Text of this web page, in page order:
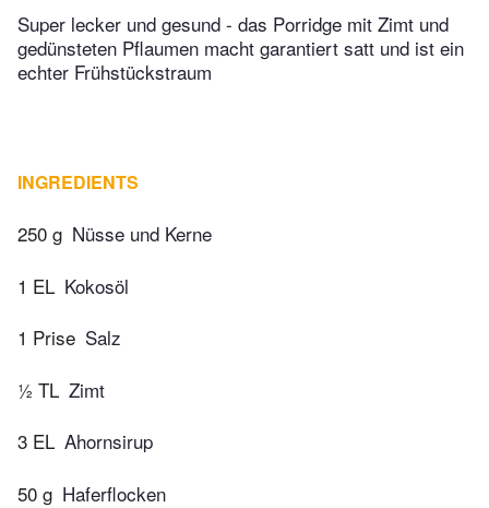
Super lecker und gesund - das Porridge mit Zimt und
gedünsteten Pflaumen macht garantiert satt und ist ein
echter Frühstückstraum
INGREDIENTS
250 g Nüsse und Kerne
1 EL Kokosöl
1 Prise Salz
½ TL Zimt
3 EL Ahornsirup
50 g Haferflocken